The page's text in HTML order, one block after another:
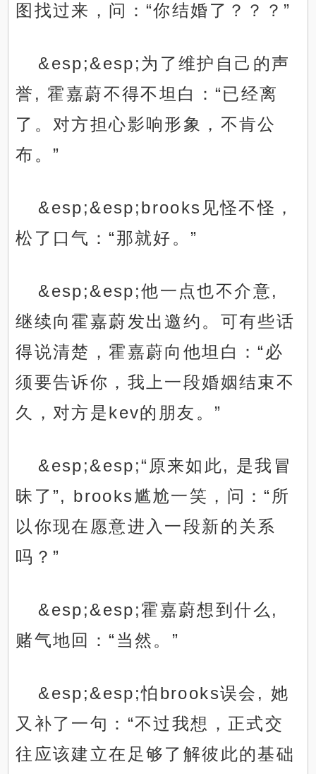
图找过来，问：“你结婚了？？？”
&esp;&esp;为了维护自己的声
誉, 霍嘉蔚不得不坦白：“已经离
了。对方担心影响形象，不肯公
布。”
&esp;&esp;brooks见怪不怪，
松了口气：“那就好。”
&esp;&esp;他一点也不介意,
继续向霍嘉蔚发出邀约。可有些话
得说清楚，霍嘉蔚向他坦白：“必
须要告诉你，我上一段婚姻结束不
久，对方是kev的朋友。”
&esp;&esp;“原来如此, 是我冒
昧了”, brooks尴尬一笑，问：“所
以你现在愿意进入一段新的关系
吗？”
&esp;&esp;霍嘉蔚想到什么,
赌气地回：“当然。”
&esp;&esp;怕brooks误会, 她
又补了一句：“不过我想，正式交
往应该建立在足够了解彼此的基础